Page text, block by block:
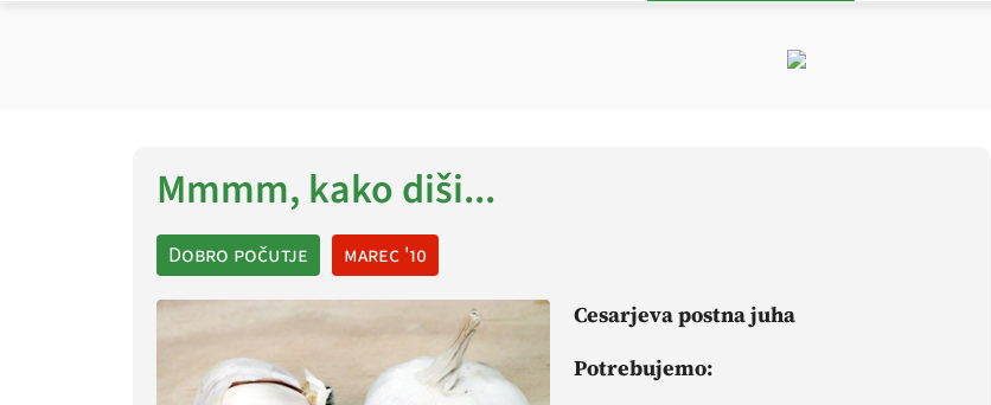
Mmmm, kako diši...
Dobro počutje
marec '10
Cesarjeva postna juha
Potrebujemo: